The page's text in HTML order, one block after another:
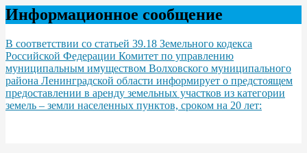
Информационное сообщение
В соответствии со статьей 39.18 Земельного кодекса
Российской Федерации Комитет по управлению
муниципальным имуществом Волховского муниципального
района Ленинградской области информирует о предстоящем
предоставлении в аренду земельных участков из категории
земель – земли населенных пунктов, сроком на 20 лет: